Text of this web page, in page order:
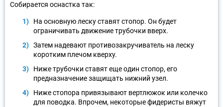
Собирается оснастка так:
На основную леску ставят стопор. Он будет
ограничивать движение трубочки вверх.
Затем надевают противозакручиватель на леску
коротким плечом кверху.
Ниже трубочки ставят еще один стопор, его
предназначение защищать нижний узел.
Ниже стопора привязывают вертлюжок или колечко
для поводка. Впрочем, некоторые фидеристы вяжут